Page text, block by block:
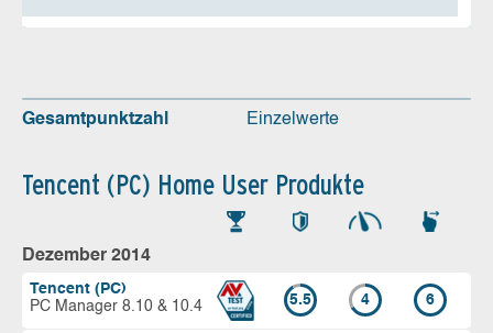
Gesamtpunktzahl Einzelwerte
Tencent (PC) Home User Produkte
Dezember 2014
Tencent (PC)
PC Manager 8.10 & 10.4
5.5 4 6